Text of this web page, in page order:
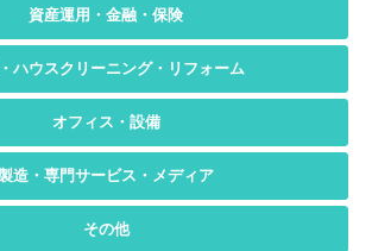
資産運用・金融・保険
ハウスクリーニング・リフォーム
オフィス・設備
造・専門サービス・メディア
その他